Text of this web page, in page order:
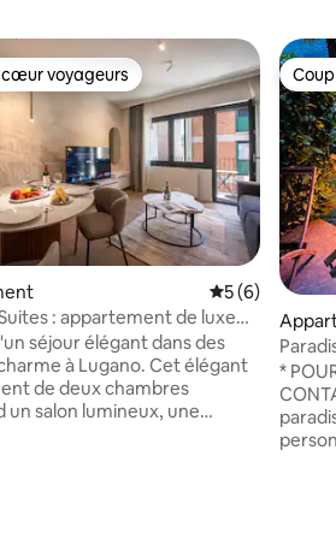
base de 161 commentaires : 4,86 sur 5
cœur voyageurs
voyageurs
Évaluation
5 (6)
: appartement de luxe
- climatisation
séjour élégant dans des
à Lugano. Cet élégant
de deux chambres
un salon lumineux, une
*
CONTACTER *